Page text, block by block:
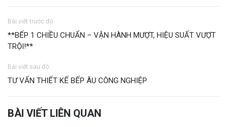
Bài viết trước đó
**BẾP 1 CHIỀU CHUẨN – VẬN HÀNH MƯỢT, HIỆU SUẤT VƯỢT
TRỘI!**
Bài viết sau đó
TƯ VẤN THIẾT KẾ BẾP ÂU CÔNG NGHIỆP
BÀI VIẾT LIÊN QUAN